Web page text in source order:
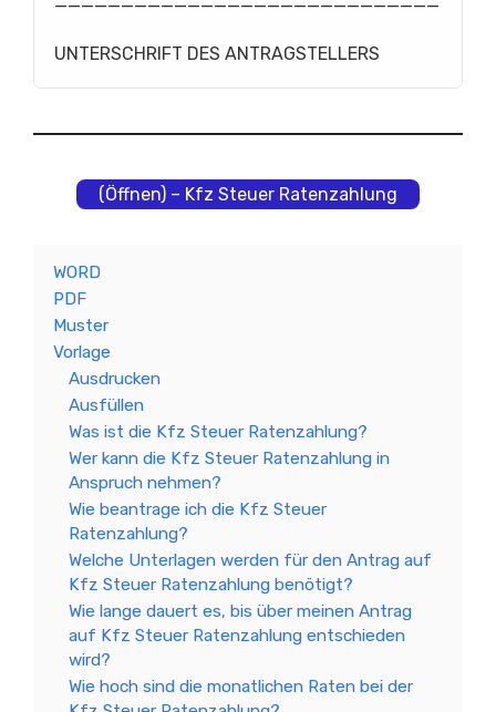
UNTERSCHRIFT DES ANTRAGSTELLERS
(Öffnen) – Kfz Steuer Ratenzahlung
WORD
PDF
Muster
Vorlage
Ausdrucken
Ausfüllen
Was ist die Kfz Steuer Ratenzahlung?
Wer kann die Kfz Steuer Ratenzahlung in
Anspruch nehmen?
Wie beantrage ich die Kfz Steuer
Ratenzahlung?
Welche Unterlagen werden für den Antrag auf
Kfz Steuer Ratenzahlung benötigt?
Wie lange dauert es, bis über meinen Antrag
auf Kfz Steuer Ratenzahlung entschieden
wird?
Wie hoch sind die monatlichen Raten bei der